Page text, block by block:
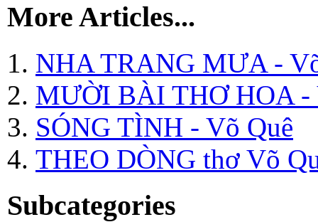
More Articles...
NHA TRANG MƯA -
MƯỜI BÀI THƠ HOA -
SÓNG TÌNH - Võ Quê
THEO DÒNG thơ Võ
Subcategories